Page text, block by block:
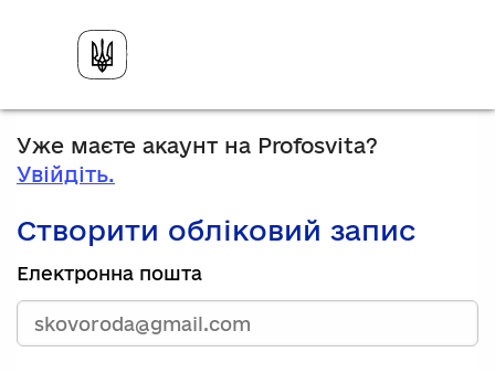
Уже маєте акаунт на Profosvita?
Увійдіть.
Створити обліковий запис
Електронна пошта